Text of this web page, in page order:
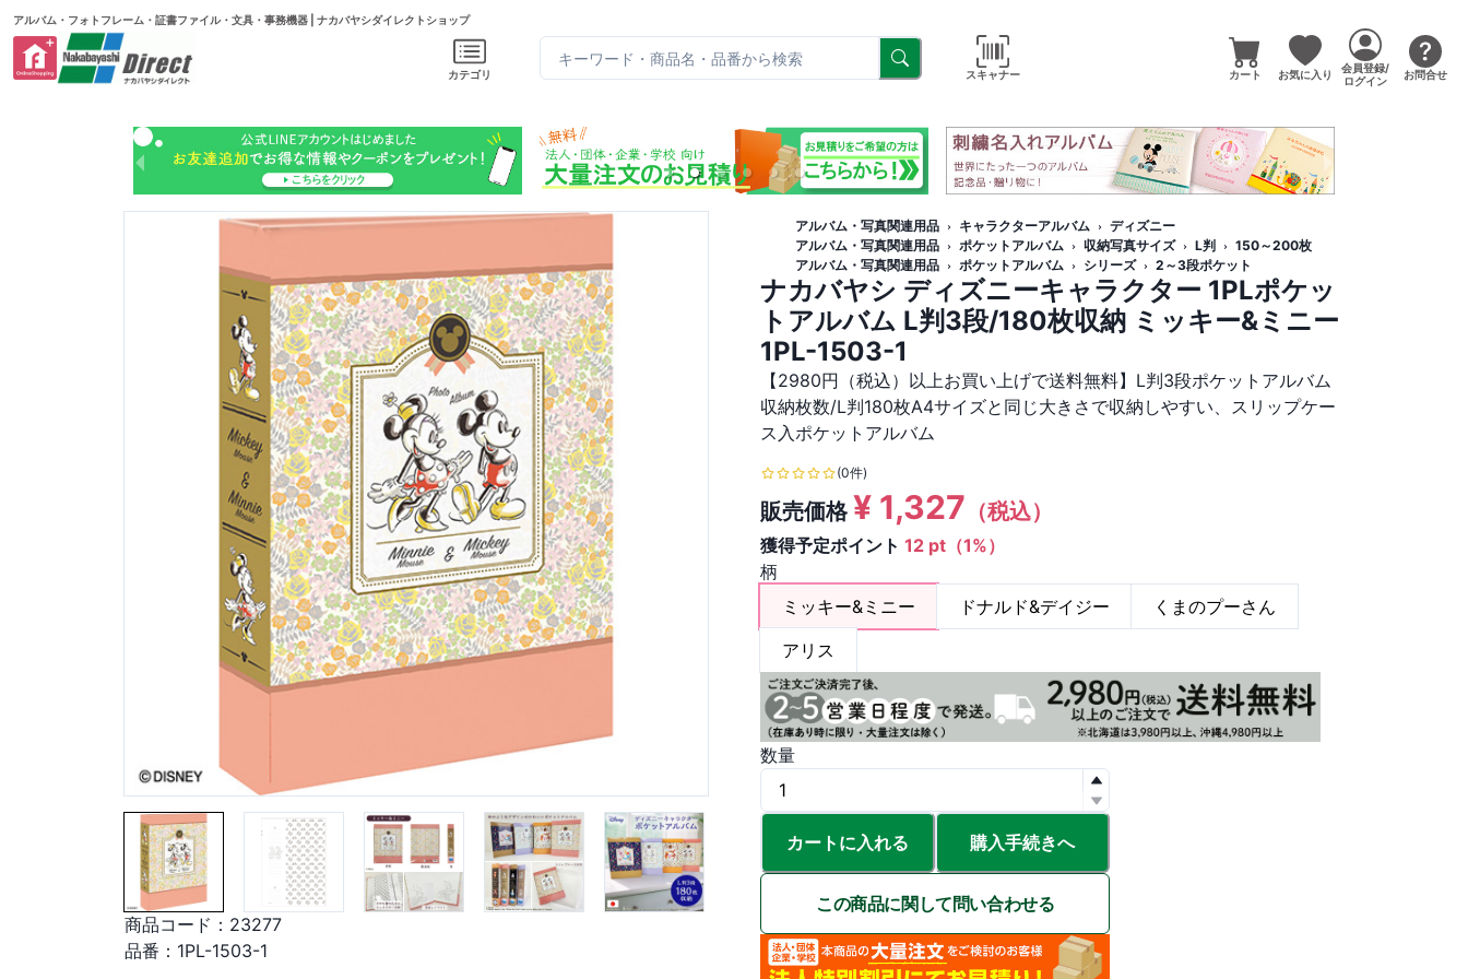
アルバム・フォトフレーム・証書ファイル・文具・事務機器 | ナカバヤシダイレクトショップ
カテゴリ スキャナー カート お気に入り
会員登録/
ログイン
お問合せ
商品コード： 23277
品番： 1PL-1503-1
アルバム・写真関連用品 キャラクターアルバム
ディズニー
アルバム・写真関連用品
ポケットアルバム 収納写真サイズ L判
150～200枚
アルバム・写真関連用品
ポケットアルバム シリーズ 2～3段ポケット
ナカバヤシ ディズニーキャラクター 1PLポケッ
トアルバム L判3段/180枚収納 ミッキー&ミニー
1PL-1503-1
【2980円（税込）以上お買い上げで送料無料】L判3段ポケットアルバム
収納枚数/L判180枚A4サイズと同じ大きさで収納しやすい、スリップケー
ス入ポケットアルバム
(0件)
販売価格¥ 1,327 （税込）
獲得予定ポイント 12 pt（1%）
柄
ミッキー&ミニー
ドナルド&デイジー
くまのプーさん
アリス
数量
カートに入れる 購入手続きへ
この商品に関して問い合わせる